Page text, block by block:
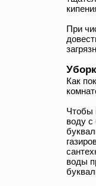
При
Как
Чтобы
воду с
воды